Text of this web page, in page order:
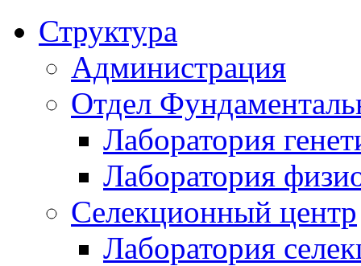
Структура
Администрация
Отдел
Лаборатория
Лаборатория
Селекционный центр
Лаборатория